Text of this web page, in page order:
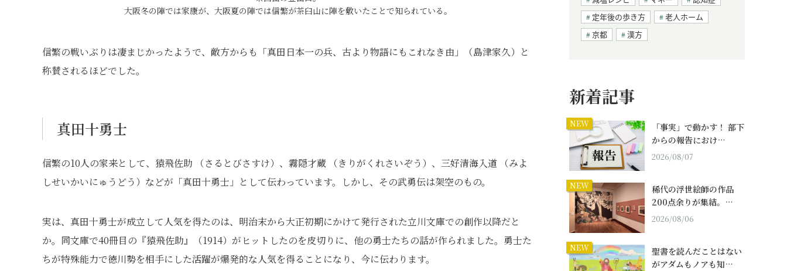
大阪冬の陣では家康が、大阪夏の陣では信繁が茶臼山に陣を敷いたことで知られている。
信繁の戦いぶりは凄まじかったようで、敵方からも「真田日本一の兵、古より物語にもこれなき由」（島津家久）と
称賛されるほどでした。
真田十勇士
信繁の10人の家来として、猿飛佐助 （さるとびさすけ）、霧隠才蔵 （きりがくれさいぞう）、三好清海入道 （みよ
しせいかいにゅうどう）などが「真田十勇士」として伝わっています。しかし、その武勇伝は架空のもの。
実は、真田十勇士が成立して人気を得たのは、明治末から大正初期にかけて発行された立川文庫での創作以降だと
か。同文庫で40冊目の『猿飛佐助』（1914）がヒットしたのを皮切りに、他の勇士たちの話が作られました。勇士た
ちが特殊能力で徳川勢を相手にした活躍が爆発的な人気を得ることになり、今に伝わります。
定年後の歩き方
老人ホーム
京都
漢方
新着記事
NEW
「事実」で動かす！ 部下
からの報告におけ…
2026/08/07
NEW
稀代の浮世絵師の作品
200点余りが集結。…
2026/08/06
NEW
聖書を読んだことはない
がアダムもノアも知…